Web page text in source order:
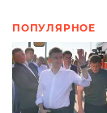
ПОПУЛЯРНОЕ